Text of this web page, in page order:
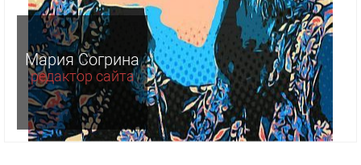
Мария Согрина
редактор сайта